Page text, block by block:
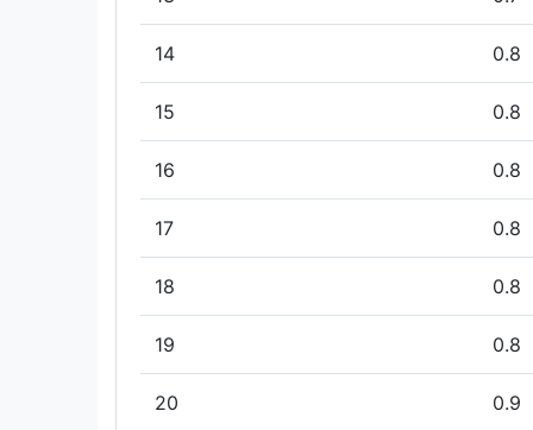
14 0.8
15 0.8
16 0.8
17 0.8
18 0.8
19 0.8
20 0.9